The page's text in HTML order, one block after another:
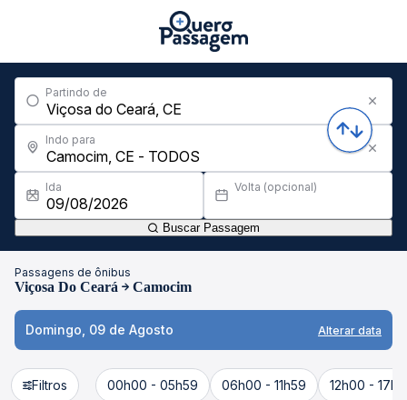
Partindo de
Indo para
Ida Volta (opcional)
Buscar Passagem
Passagens de ônibus
Viçosa Do Ceará Camocim
Domingo, 09 de Agosto Alterar data
Filtros 00h00 - 05h59 06h00 - 11h59 12h00 -